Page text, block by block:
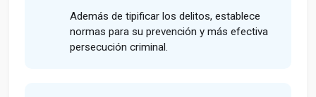
Además de tipificar los delitos, establece
normas para su prevención y más efectiva
persecución criminal.